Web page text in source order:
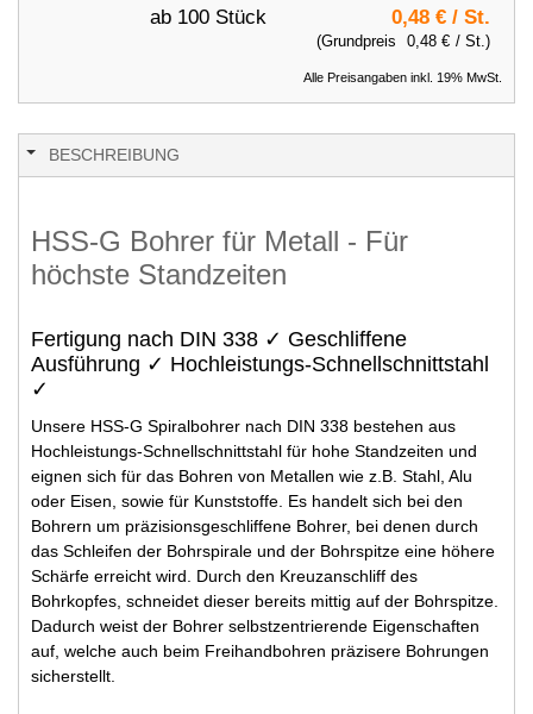
ab 100 Stück 0,48 € / St.
(Grundpreis 0,48 € / St.)
Alle Preisangaben inkl. 19% MwSt.
BESCHREIBUNG
HSS-G Bohrer für Metall - Für
höchste Standzeiten
Fertigung nach DIN 338 ✓ Geschliffene
Ausführung ✓ Hochleistungs-Schnellschnittstahl
✓
Unsere HSS-G Spiralbohrer nach DIN 338 bestehen aus
Hochleistungs-Schnellschnittstahl für hohe Standzeiten und
eignen sich für das Bohren von Metallen wie z.B. Stahl, Alu
oder Eisen, sowie für Kunststoffe. Es handelt sich bei den
Bohrern um präzisionsgeschliffene Bohrer, bei denen durch
das Schleifen der Bohrspirale und der Bohrspitze eine höhere
Schärfe erreicht wird. Durch den Kreuzanschliff des
Bohrkopfes, schneidet dieser bereits mittig auf der Bohrspitze.
Dadurch weist der Bohrer selbstzentrierende Eigenschaften
auf, welche auch beim Freihandbohren präzisere Bohrungen
sicherstellt.